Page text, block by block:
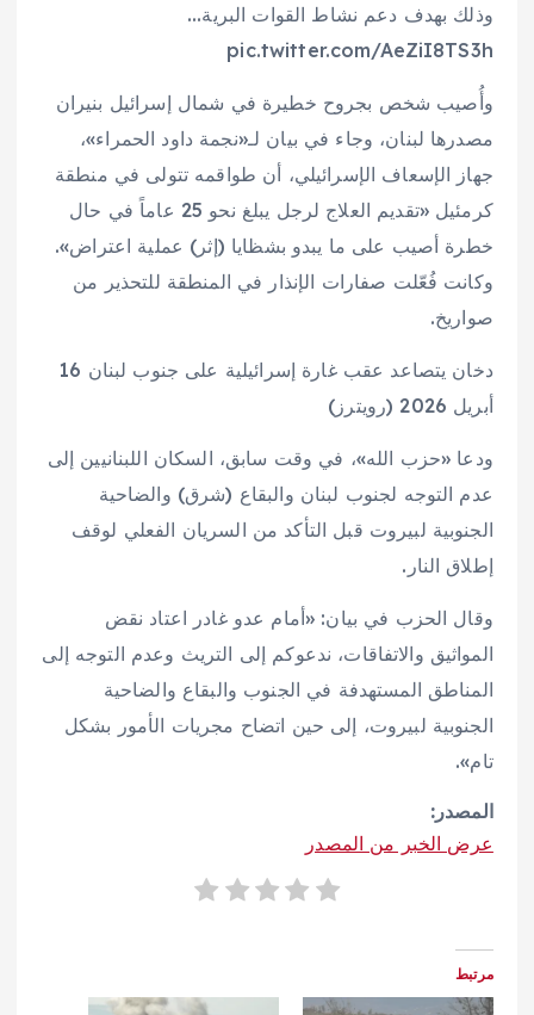
وذلك بهدف دعم نشاط القوات البرية…
pic.twitter.com/AeZiI8TS3h
وأُصيب شخص بجروح خطيرة في شمال إسرائيل بنيران
مصدرها لبنان، وجاء في بيان لـ«نجمة داود الحمراء»،
جهاز الإسعاف الإسرائيلي، أن طواقمه تتولى في منطقة
كرمئيل «تقديم العلاج لرجل يبلغ نحو 25 عاماً في حال
خطرة أصيب على ما يبدو بشظايا (إثر) عملية اعتراض».
وكانت فُعّلت صفارات الإنذار في المنطقة للتحذير من
صواريخ.
دخان يتصاعد عقب غارة إسرائيلية على جنوب لبنان 16
أبريل 2026 (رويترز)
ودعا «حزب الله»، في وقت سابق، السكان اللبنانيين إلى
عدم التوجه لجنوب لبنان والبقاع (شرق) والضاحية
الجنوبية لبيروت قبل التأكد من السريان الفعلي لوقف
إطلاق النار.
وقال الحزب في بيان: «أمام عدو غادر اعتاد نقض
المواثيق والاتفاقات، ندعوكم إلى التريث وعدم التوجه إلى
المناطق المستهدفة في الجنوب والبقاع والضاحية
الجنوبية لبيروت، إلى حين اتضاح مجريات الأمور بشكل
تام».
المصدر:
عرض الخبر من المصدر
مرتبط